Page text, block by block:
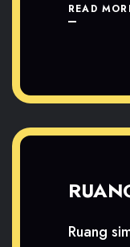
READ
Ruang